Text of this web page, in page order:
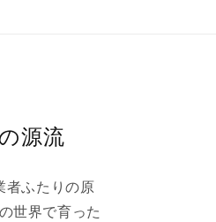
源流
者ふたりの原
世界で育った